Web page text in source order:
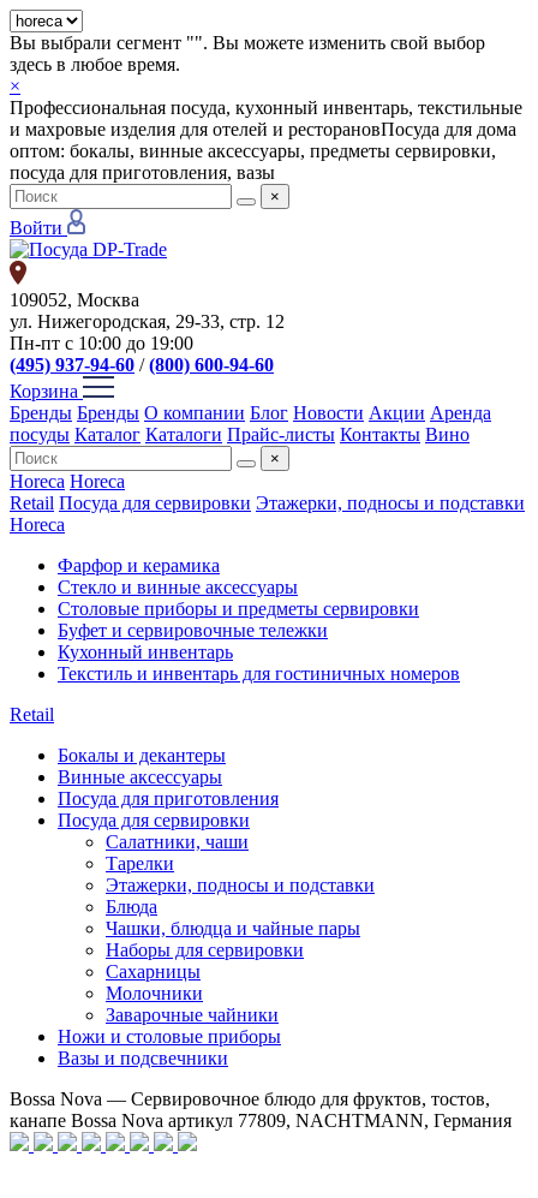
Вы выбрали сегмент "". Вы можете изменить свой выбор
здесь в любое время.
×
Профессиональная посуда, кухонный инвентарь, текстильные
и махровые изделия для отелей и ресторановПосуда для дома
оптом: бокалы, винные аксессуары, предметы сервировки,
посуда для приготовления, вазы
×
Войти
109052, Москва
ул. Нижегородская, 29-33, стр. 12
Пн-пт с 10:00 до 19:00
(495) 937-94-60 /(800) 600-94-60
Корзина
Бренды Бренды О компании Блог Новости Акции Аренда
посуды Каталог Каталоги Прайс-листы Контакты Вино
×
Horeca Horeca
Retail Посуда для сервировки Этажерки, подносы и подставки
Horeca
Фарфор и керамика
Стекло и винные аксессуары
Столовые приборы и предметы сервировки
Буфет и сервировочные тележки
Кухонный инвентарь
Текстиль и инвентарь для гостиничных номеров
Retail
Бокалы и декантеры
Винные аксессуары
Посуда для приготовления
Посуда для сервировки
Салатники, чаши
Тарелки
Этажерки, подносы и подставки
Блюда
Чашки, блюдца и чайные пары
Наборы для сервировки
Сахарницы
Молочники
Заварочные чайники
Ножи и столовые приборы
Вазы и подсвечники
Bossa Nova — Сервировочное блюдо для фруктов, тостов,
канапе Bossa Nova артикул 77809, NACHTMANN, Германия